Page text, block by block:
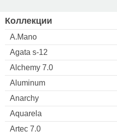
Коллекции
A.Mano
Agata s-12
Alchemy 7.0
Aluminum
Anarchy
Aquarela
Artec 7.0